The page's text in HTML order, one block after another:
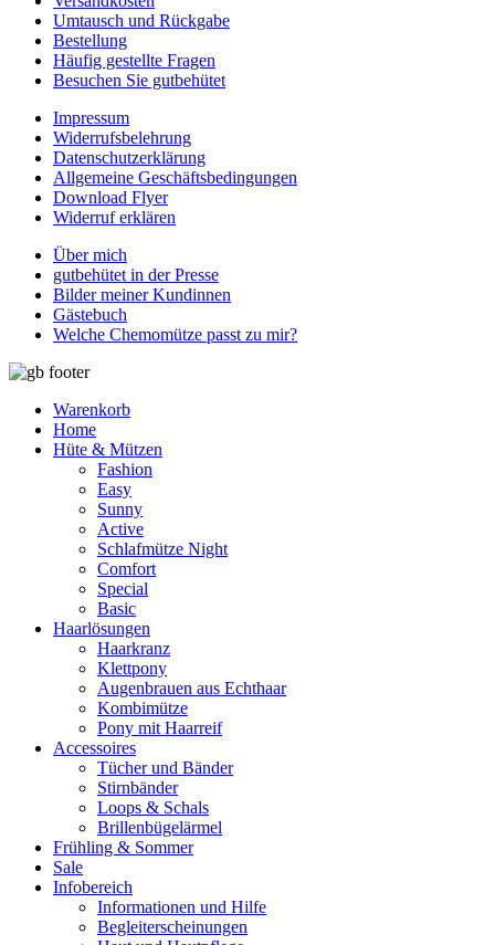
Umtausch und Rückgabe
Bestellung
Häufig gestellte Fragen
Besuchen Sie gutbehütet
Impressum
Widerrufsbelehrung
Datenschutzerklärung
Allgemeine Geschäftsbedingungen
Download Flyer
Widerruf erklären
Über mich
gutbehütet in der Presse
Bilder meiner Kundinnen
Gästebuch
Welche Chemomütze passt zu mir?
Warenkorb
Home
Hüte & Mützen
Fashion
Easy
Sunny
Active
Schlafmütze Night
Comfort
Special
Basic
Haarlösungen
Haarkranz
Klettpony
Augenbrauen aus Echthaar
Kombimütze
Pony mit Haarreif
Accessoires
Tücher und Bänder
Stirnbänder
Loops & Schals
Brillenbügelärmel
Frühling & Sommer
Sale
Infobereich
Informationen und Hilfe
Begleiterscheinungen